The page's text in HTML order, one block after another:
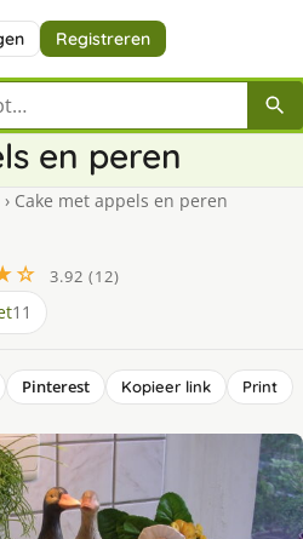
Registreren
en peren
› Cake met appels en peren
3.92 (12)
11
Pinterest Kopieer link Print